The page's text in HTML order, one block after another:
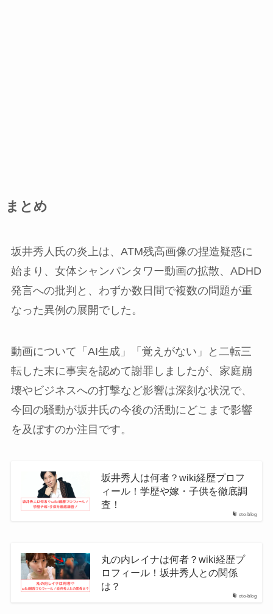
まとめ
坂井秀人氏の炎上は、ATM残高画像の捏造疑惑に
始まり、女体シャンパンタワー動画の拡散、ADHD
発言への批判と、わずか数日間で複数の問題が重
なった異例の展開でした。
動画について「AI生成」「覚えがない」と二転三
転した末に事実を認めて謝罪しましたが、家庭崩
壊やビジネスへの打撃など影響は深刻な状況で、
今回の騒動が坂井氏の今後の活動にどこまで影響
を及ぼすのか注目です。
oto-blog
坂井秀人は何者？wiki経歴プロフ
ィール！学歴や嫁・子供を徹底調
査！
oto-blog
丸の内レイナは何者？wiki経歴プ
ロフィール！坂井秀人との関係
は？